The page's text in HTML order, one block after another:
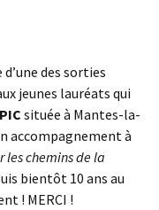
des sorties
jeunes lauréats qui
située à Mantes-la-
accompagnement à
les chemins de la
bientôt 10 ans au
! MERCI !